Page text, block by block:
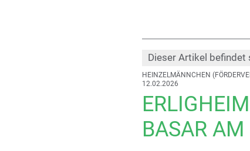
Dieser Artikel befindet
HEINZELMÄNNCHEN
12.02.2026
BASAR